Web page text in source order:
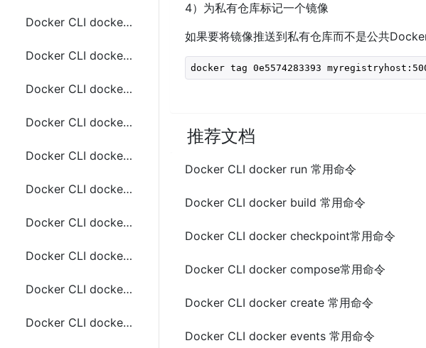
Docker CLI docker compose kill常用命令
Docker CLI docker compose logs常用命令
Docker CLI docker compose ls常用命令
Docker CLI docker compose pause和unpause常用命令
Docker CLI docker compose port常用命令
Docker CLI docker compose ps常用命令
Docker CLI docker compose pull常用命令
Docker CLI docker compose push常用命令
Docker CLI docker compose restart常用命令
Docker CLI docker compose rm常用命令
4）为私有仓库标记一个镜像
如果要将镜像推送到私有仓库而不是公共
docker tag 0e5574283393
推荐文档
Docker CLI docker run 常用命令
Docker CLI docker build 常用命令
Docker CLI docker checkpoint常用命令
Docker CLI docker compose常用命令
Docker CLI docker create 常用命令
Docker CLI docker events 常用命令